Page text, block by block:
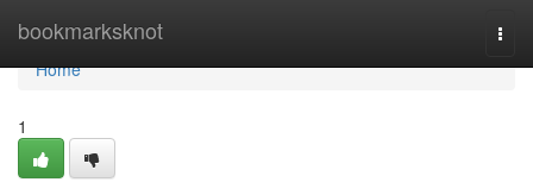
bookmarksknot
Home
Home
1